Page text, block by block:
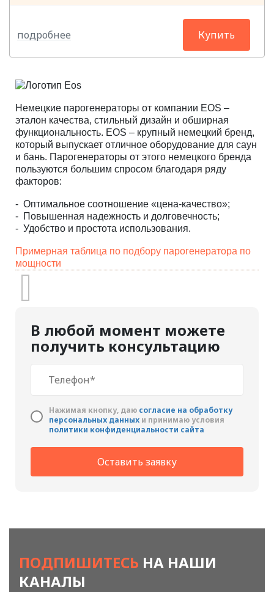
подробнее Купить
Немецкие парогенераторы от компании EOS –
эталон качества, стильный дизайн и обширная
функциональность. EOS – крупный немецкий бренд,
который выпускает отличное оборудование для саун
и бань. Парогенераторы от этого немецкого бренда
пользуются большим спросом благодаря ряду
факторов:
- Оптимальное соотношение «цена-качество»;
- Повышенная надежность и долговечность;
- Удобство и простота использования.
Примерная таблица по подбору парогенератора по
мощности
В любой момент можете
получить консультацию
Нажимая кнопку, даю cогласие на обработку
персональных данных и принимаю условия
политики конфиденциальности сайта
Оставить заявку
ПОДПИШИТЕСЬ НА НАШИ
КАНАЛЫ